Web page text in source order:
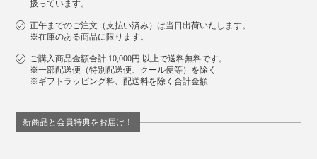
扱っています。
正午までのご注文（支払い済み）は当日出荷いたします。
※在庫のある商品に限ります。
ご購入商品金額合計 10,000円 以上で送料無料です。
※一部配送便（特別配送便、クール便等）を除く
※ギフトラッピング料、配送料を除く合計金額
新商品と会員特典をお届け！